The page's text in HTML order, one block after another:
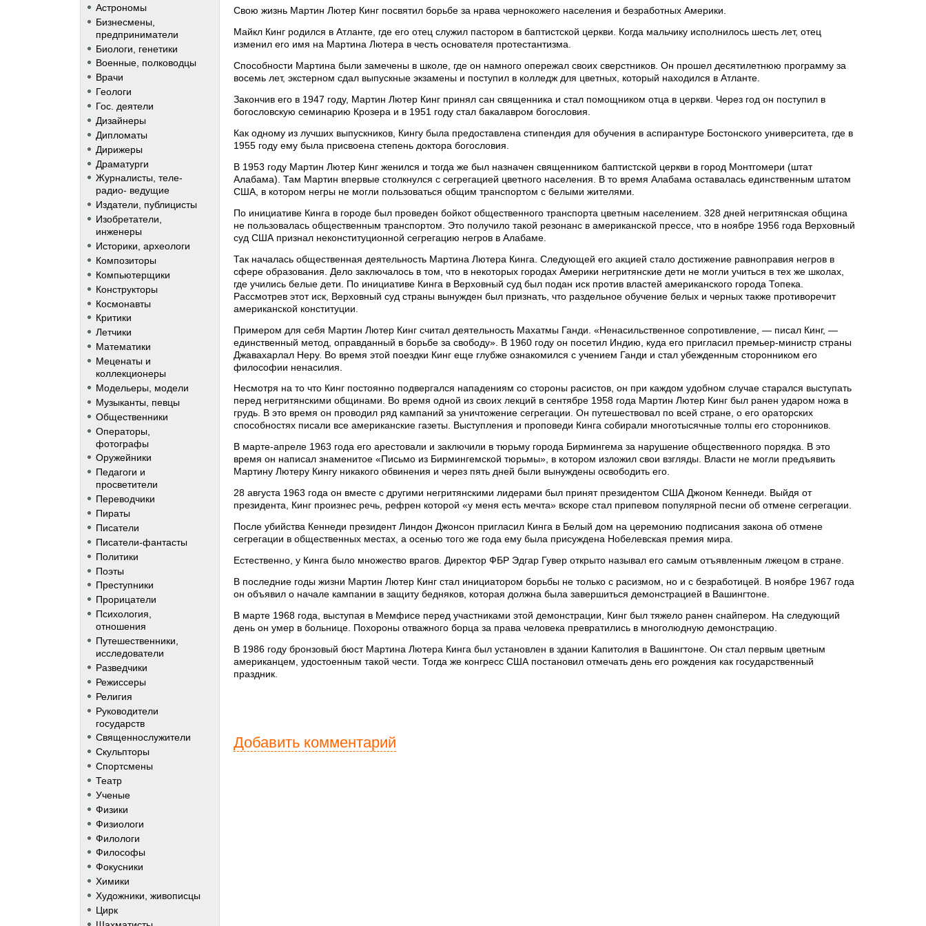
Астрономы
Бизнесмены,
предприниматели
Биологи, генетики
Военные, полководцы
Врачи
Геологи
Гос. деятели
Дизайнеры
Дипломаты
Дирижеры
Драматурги
Журналисты, теле-
радио- ведущие
Издатели, публицисты
Изобретатели,
инженеры
Историки, археологи
Композиторы
Компьютерщики
Конструкторы
Космонавты
Критики
Летчики
Математики
Меценаты и
коллекционеры
Модельеры, модели
Музыканты, певцы
Общественники
Операторы,
фотографы
Оружейники
Педагоги и
просветители
Переводчики
Пираты
Писатели
Писатели-фантасты
Политики
Поэты
Преступники
Прорицатели
Психология,
отношения
Путешественники,
исследователи
Разведчики
Режиссеры
Религия
Руководители
государств
Священнослужители
Скульпторы
Спортсмены
Театр
Ученые
Физики
Физиологи
Филологи
Философы
Фокусники
Химики
Художники, живописцы
Цирк
Свою жизнь Мартин Лютер Кинг посвятил борьбе за нрава чернокожего населения и безработных Америки.
Майкл Кинг родился в Атланте, где его отец служил пастором в баптистской церкви. Когда мальчику исполнилось шесть лет, отец
изменил его имя на Мартина Лютера в честь основателя протестантизма.
Способности Мартина были замечены в школе, где он намного опережал своих сверстников. Он прошел десятилетнюю программу за
восемь лет, экстерном сдал выпускные экзамены и поступил в колледж для цветных, который находился в Атланте.
Закончив его в 1947 году, Мартин Лютер Кинг принял сан священника и стал помощником отца в церкви. Через год он поступил в
богословскую семинарию Крозера и в 1951 году стал бакалавром богословия.
Как одному из лучших выпускников, Кингу была предоставлена стипендия для обучения в аспирантуре Бостонского университета, где в
1955 году ему была присвоена степень доктора богословия.
В 1953 году Мартин Лютер Кинг женился и тогда же был назначен священником баптистской церкви в город Монтгомери (штат
Алабама). Там Мартин впервые столкнулся с сегрегацией цветного населения. В то время Алабама оставалась единственным штатом
США, в котором негры не могли пользоваться общим транспортом с белыми жителями.
По инициативе Кинга в городе был проведен бойкот общественного транспорта цветным населением. 328 дней негритянская община
не пользовалась общественным транспортом. Это получило такой резонанс в американской прессе, что в ноябре 1956 года Верховный
суд США признал неконституционной сегрегацию негров в Алабаме.
Так началась общественная деятельность Мартина Лютера Кинга. Следующей его акцией стало достижение равноправия негров в
сфере образования. Дело заключалось в том, что в некоторых городах Америки негритянские дети не могли учиться в тех же школах,
где учились белые дети. По инициативе Кинга в Верховный суд был подан иск против властей американского города Топека.
Рассмотрев этот иск, Верховный суд страны вынужден был признать, что раздельное обучение белых и черных также противоречит
американской конституции.
Примером для себя Мартин Лютер Кинг считал деятельность Махатмы Ганди. «Ненасильственное сопротивление, — писал Кинг, —
единственный метод, оправданный в борьбе за свободу». В 1960 году он посетил Индию, куда его пригласил премьер-министр страны
Джавахарлал Неру. Во время этой поездки Кинг еще глубже ознакомился с учением Ганди и стал убежденным сторонником его
философии ненасилия.
Несмотря на то что Кинг постоянно подвергался нападениям со стороны расистов, он при каждом удобном случае старался выступать
перед негритянскими общинами. Во время одной из своих лекций в сентябре 1958 года Мартин Лютер Кинг был ранен ударом ножа в
грудь. В это время он проводил ряд кампаний за уничтожение сегрегации. Он путешествовал по всей стране, о его ораторских
способностях писали все американские газеты. Выступления и проповеди Кинга собирали многотысячные толпы его сторонников.
В марте-апреле 1963 года его арестовали и заключили в тюрьму города Бирмингема за нарушение общественного порядка. В это
время он написал знаменитое «Письмо из Бирмингемской тюрьмы», в котором изложил свои взгляды. Власти не могли предъявить
Мартину Лютеру Кингу никакого обвинения и через пять дней были вынуждены освободить его.
28 августа 1963 года он вместе с другими негритянскими лидерами был принят президентом США Джоном Кеннеди. Выйдя от
президента, Кинг произнес речь, рефрен которой «у меня есть мечта» вскоре стал припевом популярной песни об отмене сегрегации.
После убийства Кеннеди президент Линдон Джонсон пригласил Кинга в Белый дом на церемонию подписания закона об отмене
сегрегации в общественных местах, а осенью того же года ему была присуждена Нобелевская премия мира.
Естественно, у Кинга было множество врагов. Директор ФБР Эдгар Гувер открыто называл его самым отъявленным лжецом в стране.
В последние годы жизни Мартин Лютер Кинг стал инициатором борьбы не только с расизмом, но и с безработицей. В ноябре 1967 года
он объявил о начале кампании в защиту бедняков, которая должна была завершиться демонстрацией в Вашингтоне.
В марте 1968 года, выступая в Мемфисе перед участниками этой демонстрации, Кинг был тяжело ранен снайпером. На следующий
день он умер в больнице. Похороны отважного борца за права человека превратились в многолюдную демонстрацию.
В 1986 году бронзовый бюст Мартина Лютера Кинга был установлен в здании Капитолия в Вашингтоне. Он стал первым цветным
американцем, удостоенным такой чести. Тогда же конгресс США постановил отмечать день его рождения как государственный
праздник.
Добавить комментарий